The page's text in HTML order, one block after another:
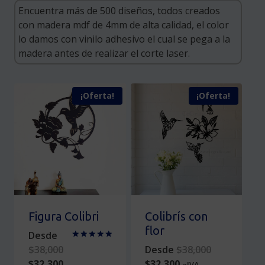
¡Oferta!
Figura Colibri
Desde
$38,000
¡Oferta!
Colibrís con
flor
Desde $38,000Original